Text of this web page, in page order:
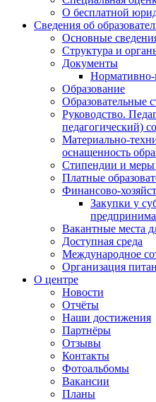
О бесплатной
Сведения об
Основные
Структура и
Документы
Образование
Образовательные
Руководство.
педагогический)
Материально-
оснащенность
Стипендии и
Платные
Финансово-
Закупки у
Вакантные места
Доступная среда
Международное
Организация
О центре
Новости
Отчёты
Наши достижения
Партнёры
Отзывы
Контакты
Фотоальбомы
Вакансии
Планы